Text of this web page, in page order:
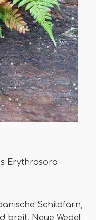
Erythrosora
Schildfarn,
breit. Neue Wedel